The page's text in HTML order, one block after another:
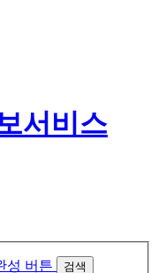
검색